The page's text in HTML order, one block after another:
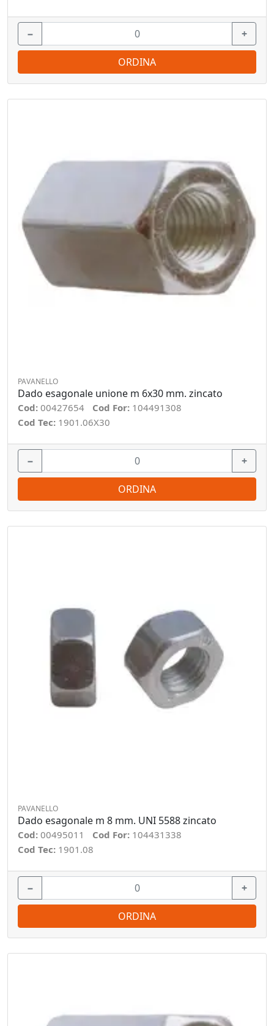
− +
ORDINA
PAVANELLO
Dado esagonale unione m 6x30 mm. zincato
Cod: 00427654 Cod For: 104491308
Cod Tec: 1901.06X30
− +
ORDINA
PAVANELLO
Dado esagonale m 8 mm. UNI 5588 zincato
Cod: 00495011 Cod For: 104431338
Cod Tec: 1901.08
− +
ORDINA